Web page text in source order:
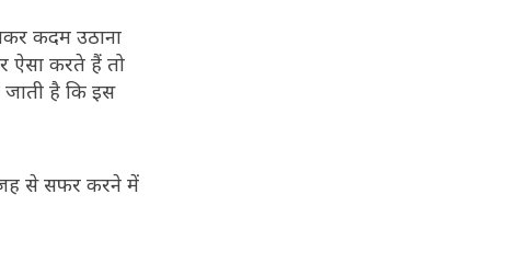
कदम उठाना
ऐसा करते हैं तो
है कि इस
से सफर करने में